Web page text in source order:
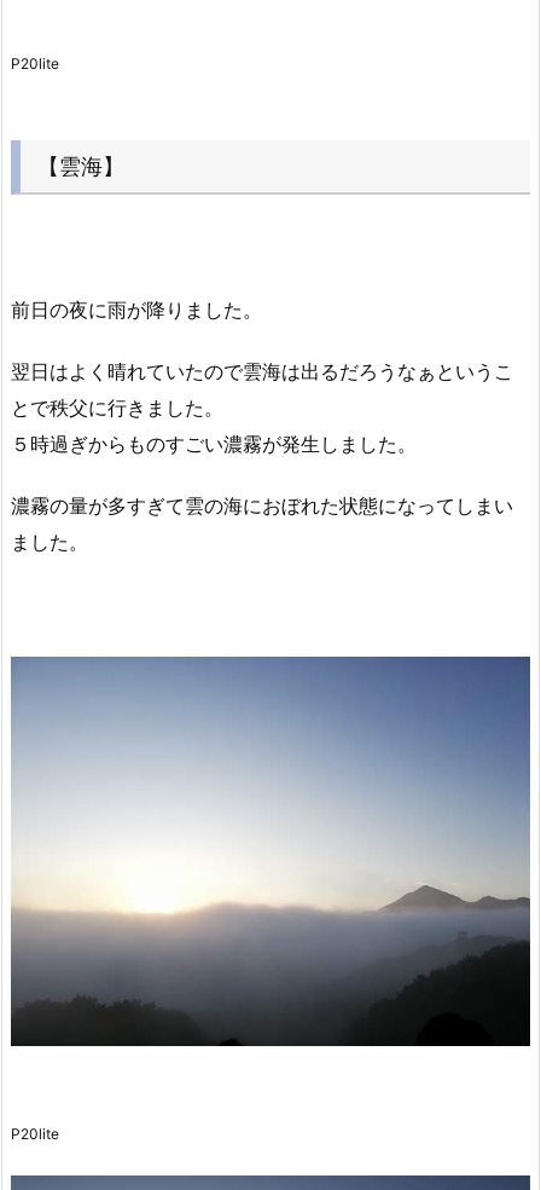
P20lite
【雲海】
前日の夜に雨が降りました。
翌日はよく晴れていたので雲海は出るだろうなぁというこ
とで秩父に行きました。
５時過ぎからものすごい濃霧が発生しました。
濃霧の量が多すぎて雲の海におぼれた状態になってしまい
ました。
P20lite